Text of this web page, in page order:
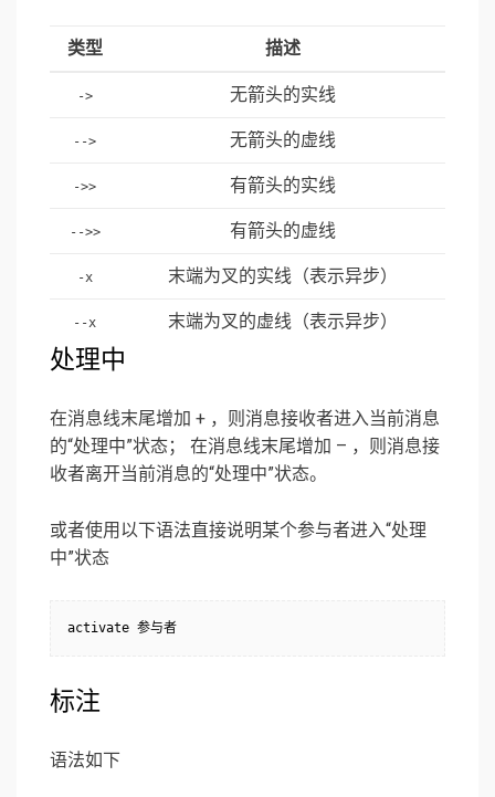
类型 描述
-> 无箭头的实线
--> 无箭头的虚线
->> 有箭头的实线
-->> 有箭头的虚线
-x 末端为叉的实线（表示异步）
--x 末端为叉的虚线（表示异步）
处理中
在消息线末尾增加 + ，则消息接收者进入当前消息
的“处理中”状态； 在消息线末尾增加 – ，则消息接
收者离开当前消息的“处理中”状态。
或者使用以下语法直接说明某个参与者进入“处理
中”状态
标注
语法如下